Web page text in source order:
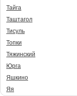
Тайга
Таштагол
Тисуль
Топки
Тяжинский
Юрга
Яшкино
Яя